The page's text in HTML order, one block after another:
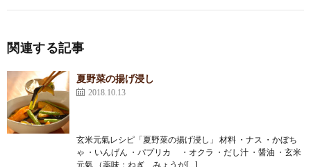
関連する記事
夏野菜の揚げ浸し
2018.10.13
玄米元氣レシピ「夏野菜の揚げ浸し」 材料 ・ナス ・かぼち
ゃ ・いんげん ・パプリカ ・オクラ ・だし汁 ・醤油 ・玄米
元氣 （薬味：ねぎ、みょうが[…]